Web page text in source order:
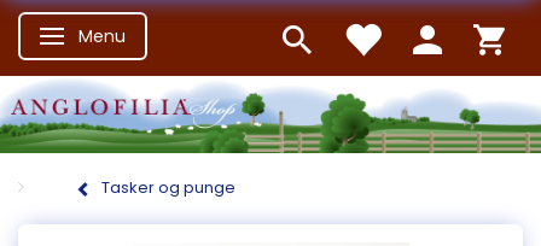
Skifte navigation
Menu
Tasker og punge